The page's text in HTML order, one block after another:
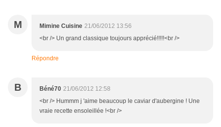
M Mimine Cuisine 21/06/2012 13:56
<br /> Un grand classique toujours apprécié!!!!!<br />
Répondre
B Béné70 21/06/2012 12:58
<br /> Hummm j 'aime beaucoup le caviar d'aubergine ! Une
vraie recette ensoleillée !<br />